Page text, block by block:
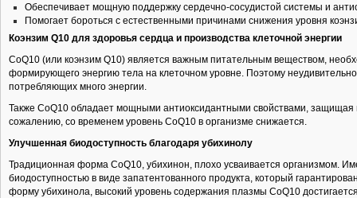
Обеспечивает мощную поддержку сердечно-сосудистой системы и
Помогает бороться с естественными причинами снижения уровня
Коэнзим Q10 для здоровья сердца и производства клеточной энергии
CoQ10 (или коэнзим Q10) является важным питательным веществом,
формирующего энергию тела на клеточном уровне. Поэтому
потребляющих много энергии.
Также CoQ10 обладает мощными антиоксидантными свойствами,
сожалению, со временем уровень CoQ10 в организме снижается.
Улучшенная биодоступность благодаря убихинолу
Традиционная форма CoQ10, убихинон, плохо усваивается организмом.
биодоступностью в виде запатентованного продукта, который
форму убихинола, высокий уровень содержания плазмы CoQ10